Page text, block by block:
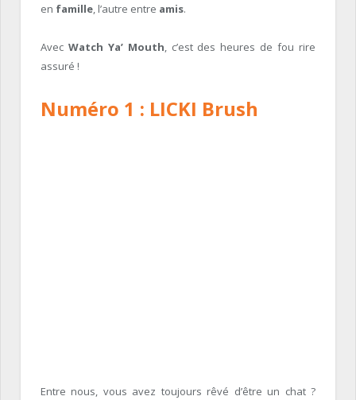
en famille, l’autre entre amis.
Avec Watch Ya’ Mouth, c’est des heures de fou rire
assuré !
Numéro 1 : LICKI Brush
Entre nous, vous avez toujours rêvé d’être un chat ?